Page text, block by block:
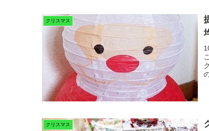
クリスマス
クリスマス